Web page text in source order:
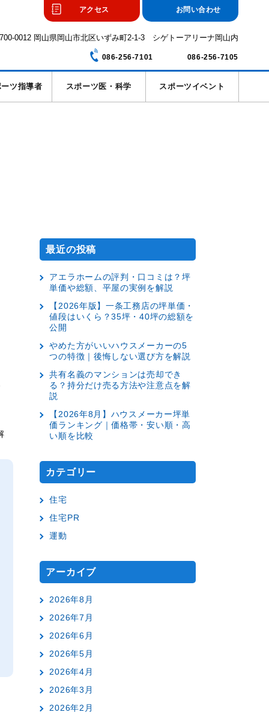
ツ指導者 スポーツ医・科学 スポーツイベント
アクセス お問い合わせ
0012 岡山県岡山市北区いずみ町2-1-3 シゲトーアリーナ岡山内
086-256-7101 086-256-7105
最近の投稿
アエラホームの評判・口コミは？坪
単価や総額、平屋の実例を解説
【2026年版】一条工務店の坪単価・
値段はいくら？35坪・40坪の総額を
公開
やめた方がいいハウスメーカーの5
つの特徴｜後悔しない選び方を解説
共有名義のマンションは売却でき
る？持分だけ売る方法や注意点を解
説
【2026年8月】ハウスメーカー坪単
価ランキング｜価格帯・安い順・高
い順を比較
カテゴリー
住宅
住宅PR
運動
アーカイブ
2026年8月
2026年7月
2026年6月
2026年5月
2026年4月
2026年3月
2026年2月